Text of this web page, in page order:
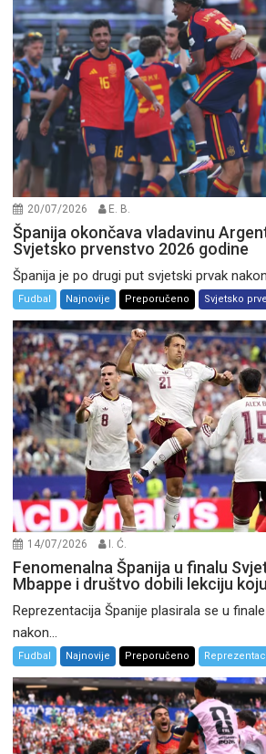
20/07/2026 E. B.
Španija okončava vladavinu
Svjetsko prvenstvo 2026 godine
Španija je po drugi put svjetski prvak
Fudbal Najnovije Preporučeno Svjetsko
14/07/2026 I. Ć.
Fenomenalna Španija u finalu
Mbappe i društvo dobili lekciju
Reprezentacija Španije plasirala se u
nakon...
Fudbal Najnovije Preporučeno